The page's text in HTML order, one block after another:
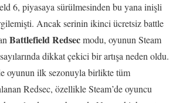
6, piyasaya sürülmesinden bu yana inişli
Ancak serinin ikinci ücretsiz battle
Battlefield Redsecmodu, oyunun Steam
dikkat çekici bir artışa neden oldu.
oyunun ilk sezonuyla birlikte tüm
Redsec, özellikle Steam’de oyuncu